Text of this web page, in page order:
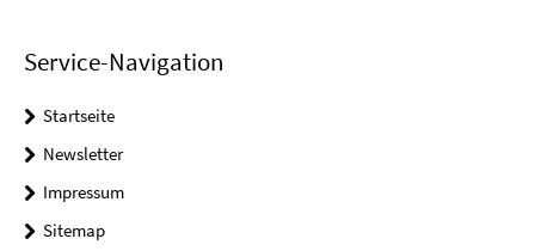
Service-Navigation
Startseite
Newsletter
Impressum
Sitemap